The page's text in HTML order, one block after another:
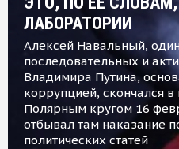
ЛАБОРАТОРИИ
Алексей Навальный,
последовательных и
Владимира Путина,
коррупцией, скончался
Полярным кругом 16
отбывал там наказание
политических статей